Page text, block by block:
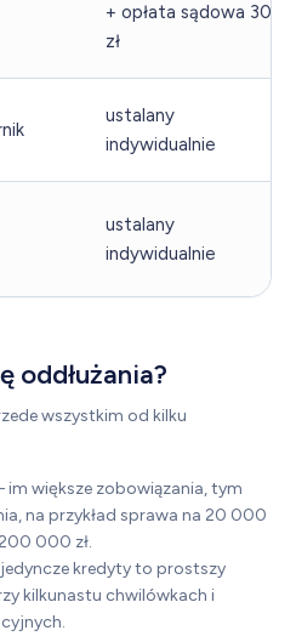
+ opłata sądowa 30
zł
ustalany
indywidualnie
ustalany
indywidualnie
oddłużania?
wszystkim od kilku
im większe zobowiązania, tym
na przykład sprawa na 20 000
000 zł.
kredyty to prostszy
kilkunastu chwilówkach i